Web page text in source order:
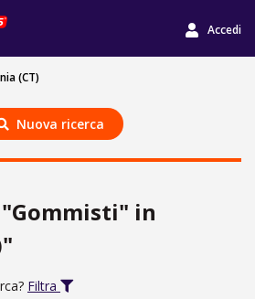
Accedi
(CT)
Nuova ricerca
in
Filtra